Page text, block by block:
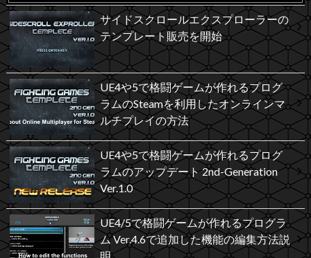
サイドスクロールエクスプローラーの
テンプレート販売を開始
UE4や5で格闘ゲームが作れるプログ
ラムのSteamを利用したオンラインマ
ルチプレイの方法
UE4や5で格闘ゲームが作れるプログ
ラムのアップデート 2nd-Generation
Ver.1.0
UE4/5で格闘ゲームが作れるプログラ
ム Ver.4.6で追加した機能の編集方法説